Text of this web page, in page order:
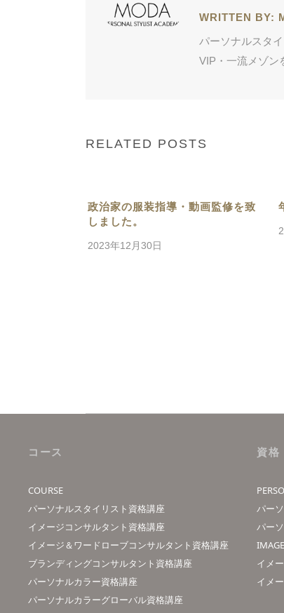
WRITTEN BY:
パーソナルスタ
VIP・一流メゾン
RELATED POSTS
政治家の服装指導・動画監修を致
しました。
2023年12月30日
コース
COURSE
パーソナルスタイリスト資格講座
イメージコンサルタント資格講座
イメージ＆ワードローブコンサルタント資格講座
ブランディングコンサルタント資格講座
パーソナルカラー資格講座
パーソナルカラーグローバル資格講座
資格
パー
パー
イメ
イメ